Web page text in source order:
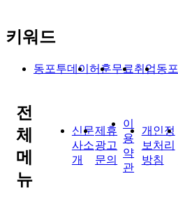
키워드
동포투데이 허훈무료취업동포
전
체
메
뉴
신문
사소
개
제휴
광고
문의
이
용
약
관
개인정
보처리
방침